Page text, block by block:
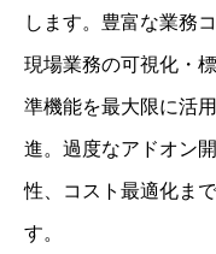
します。豊富な業務
現場業務の可視化・
準機能を最大限に活
進。過度なアドオン
性、コスト最適化ま
す。